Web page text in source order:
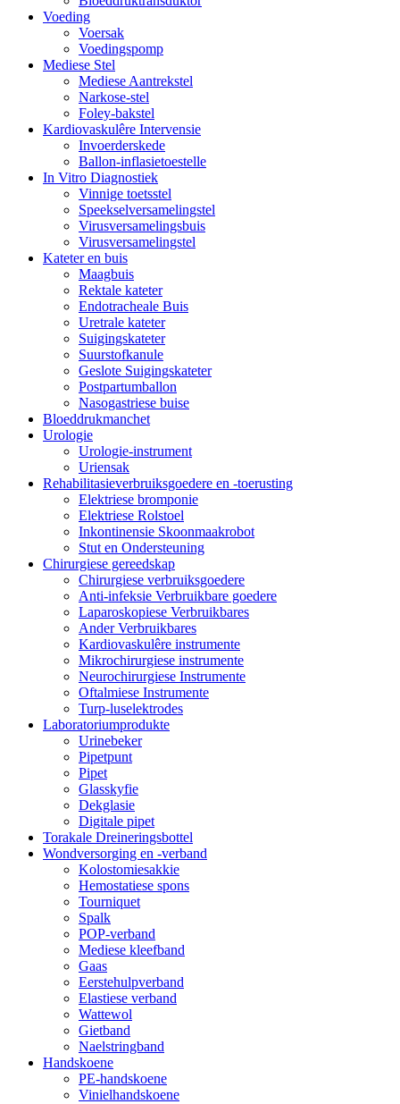
Voeding
Voersak
Voedingspomp
Mediese Stel
Mediese Aantrekstel
Narkose-stel
Foley-bakstel
Kardiovaskulêre Intervensie
Invoerderskede
Ballon-inflasietoestelle
In Vitro Diagnostiek
Vinnige toetsstel
Speekselversamelingstel
Virusversamelingsbuis
Virusversamelingstel
Kateter en buis
Maagbuis
Rektale kateter
Endotracheale Buis
Uretrale kateter
Suigingskateter
Suurstofkanule
Geslote Suigingskateter
Postpartumballon
Nasogastriese buise
Bloeddrukmanchet
Urologie
Urologie-instrument
Uriensak
Rehabilitasieverbruiksgoedere en -toerusting
Elektriese bromponie
Elektriese Rolstoel
Inkontinensie Skoonmaakrobot
Stut en Ondersteuning
Chirurgiese gereedskap
Chirurgiese verbruiksgoedere
Anti-infeksie Verbruikbare goedere
Laparoskopiese Verbruikbares
Ander Verbruikbares
Kardiovaskulêre instrumente
Mikrochirurgiese instrumente
Neurochirurgiese Instrumente
Oftalmiese Instrumente
Turp-luselektrodes
Laboratoriumprodukte
Urinebeker
Pipetpunt
Pipet
Glasskyfie
Dekglasie
Digitale pipet
Torakale Dreineringsbottel
Wondversorging en -verband
Kolostomiesakkie
Hemostatiese spons
Tourniquet
Spalk
POP-verband
Mediese kleefband
Gaas
Eerstehulpverband
Elastiese verband
Wattewol
Gietband
Naelstringband
Handskoene
PE-handskoene
Vinielhandskoene